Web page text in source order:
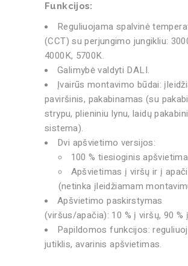
Funkcijos:
Reguliuojama spalvinė
(CCT) su perjungimo jungikliu:
4000K, 5700K.
Galimybė valdyti DALI.
Įvairūs montavimo būdai:
paviršinis, pakabinamas (su
strypu, plieniniu lynu, laidų
sistema).
Dvi apšvietimo versijos:
100 % tiesioginis
Apšvietimas į viršų ir į
(netinka įleidžiamam
Apšvietimo paskirstymas
(viršus/apačia): 10 % į viršų, 90 %
Papildomos funkcijos:
jutiklis, avarinis apšvietimas.